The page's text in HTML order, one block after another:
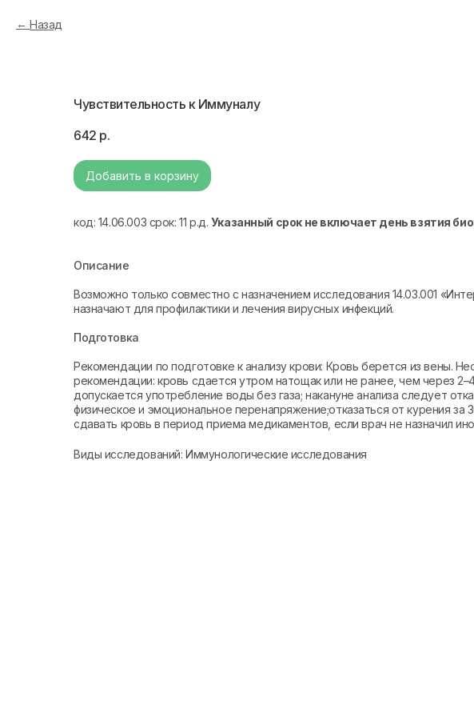
Назад
Чувствительность к Иммуналу
642 р.
Добавить в корзину
код: 14.06.003 срок: 11 р.д. Указанный срок не включает день взятия
Описание
Возможно только совместно с назначением исследования 14.03.001
назначают для профилактики и лечения вирусных инфекций.
Подготовка
Рекомендации по подготовке к анализу крови: Кровь берется из вены.
рекомендации: кровь сдается утром натощак или не ранее, чем через
допускается употребление воды без газа; накануне анализа следует
физическое и эмоциональное перенапряжение;отказаться от курения за
сдавать кровь в период приема медикаментов, если врач не назначил
Виды исследований: Иммунологические исследования